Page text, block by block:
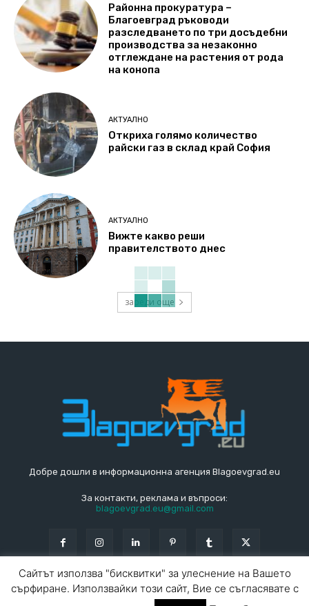
Районна прокуратура –
Благоевград ръководи
разследването по три досъдебни
производства за незаконно
отглеждане на растения от рода
на конопа
АКТУАЛНО
Откриха голямо количество
райски газ в склад край София
АКТУАЛНО
Вижте какво реши
правителството днес
зареди още
Добре дошли в информационна агенция Blagoevgrad.eu
За контакти, реклама и въпроси:
blagoevgrad.eu@gmail.com
Общи условия
Сайтът използва "бисквитки" за улеснение на Вашето
сърфиране. Използвайки този сайт, Вие се съгласявате с